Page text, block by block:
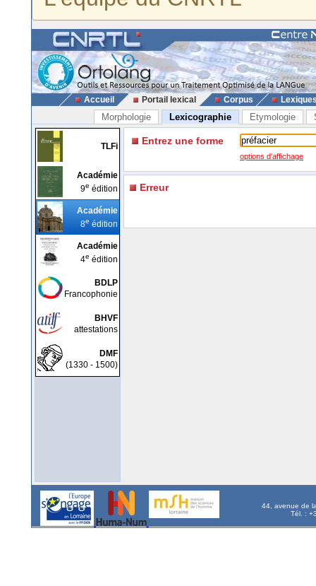
Accueil Portail lexical Corpus
Morphologie Lexicographie Etymologie
TLFi
Académie
9e édition
Académie
8e édition
Académie
4e édition
BDLP
Francophonie
BHVF
attestations
DMF
(1330 - 1500)
Entrez une forme
options d'affichage
Erreur
44, avenue de
Tél. :